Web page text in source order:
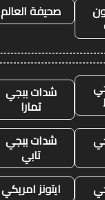
صحيفة العالم
شدات ببجي
تمارا
شدات ببجي
تابي
ايتونز امريكي